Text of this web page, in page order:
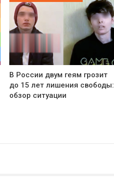
В России двум геям грозит
до 15 лет лишения свободы:
обзор ситуации